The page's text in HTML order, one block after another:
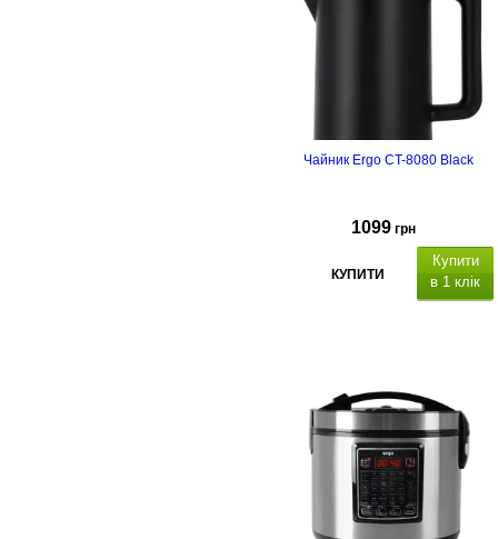
Чайник Ergo CT-8080 Black
1099 грн
КУПИТИ
Купити
в 1 клік